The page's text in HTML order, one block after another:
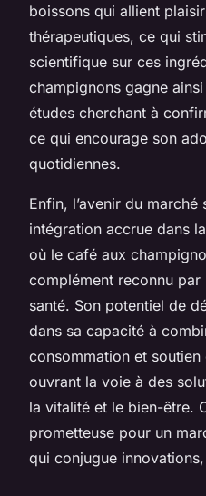
boissons qui allient
thérapeutiques, ce qui
scientifique sur ces
champignons gagne
études cherchant à
ce qui encourage son
quotidiennes.
Enfin, l’avenir du marché
intégration accrue dans
où le café aux
complément reconnu
santé. Son potentiel de
dans sa capacité à
consommation et
ouvrant la voie à des
la vitalité et le bien-être.
prometteuse pour un
qui conjugue